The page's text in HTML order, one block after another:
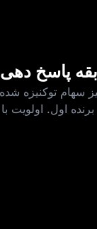
پاسخ‌ دهی و